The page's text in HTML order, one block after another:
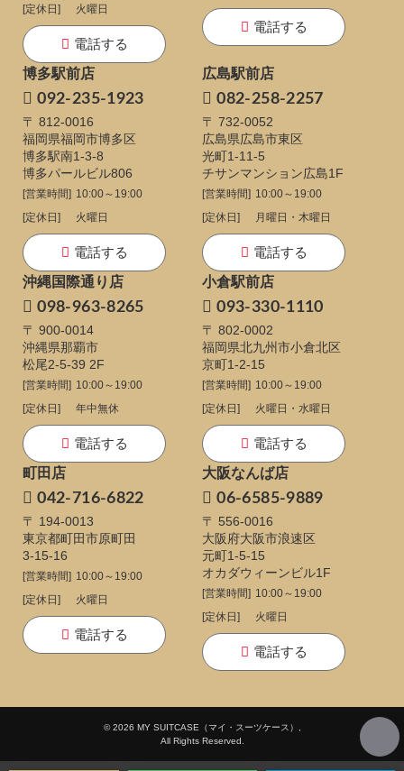
[定休日]
火曜日
電話する
電話する
博多駅前店
092-235-1923
〒 812-0016
福岡県福岡市博多区
博多駅南1-3-8
博多パールビル806
[営業時間] 10:00～19:00
[定休日]
火曜日
電話する
広島駅前店
082-258-2257
〒 732-0052
広島県広島市東区
光町1-11-5
チサンマンション広島1F
[営業時間] 10:00～19:00
[定休日]
月曜日・木曜日
電話する
沖縄国際通り店
098-963-8265
〒 900-0014
沖縄県那覇市
松尾2-5-39 2F
[営業時間] 10:00～19:00
[定休日]
年中無休
電話する
小倉駅前店
093-330-1110
〒 802-0002
福岡県北九州市小倉北区
京町1-2-15
[営業時間] 10:00～19:00
[定休日]
火曜日・水曜日
電話する
町田店
042-716-6822
〒 194-0013
東京都町田市原町田
3-15-16
[営業時間] 10:00～19:00
[定休日]
火曜日
電話する
大阪なんば店
06-6585-9889
〒 556-0016
大阪府大阪市浪速区
元町1-5-15
オカダウィーンビル1F
[営業時間] 10:00～19:00
[定休日]
火曜日
電話する
© 2026 MY SUITCASE（マイ・スーツケース）,
All Rights Reserved.